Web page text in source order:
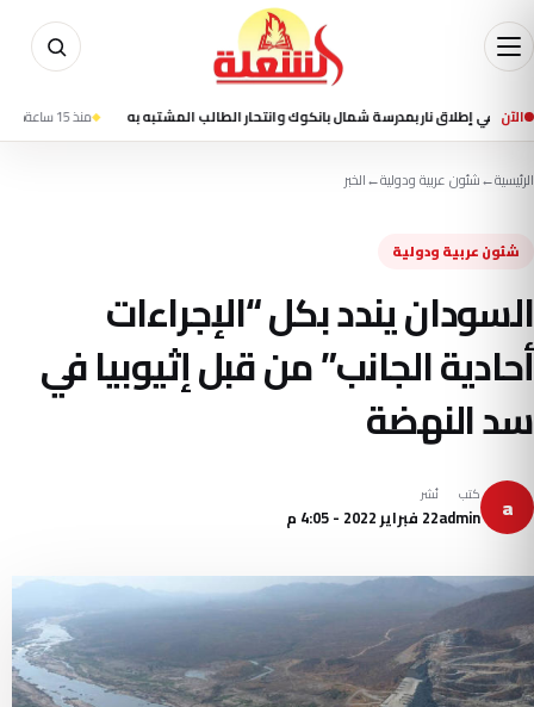
الآن منذ 15 ساعة مقتل شخصين وإصابة 13 في تفجير استهدف حافلة
الرئيسية←شئون عربية ودولية←الخبر
شئون عربية ودولية
السودان يندد بكل “الإجراءات
أحادية الجانب” من قبل إثيوبيا في
سد النهضة
a كتب
admin
نُشر
22 فبراير 2022 - 4:05 م